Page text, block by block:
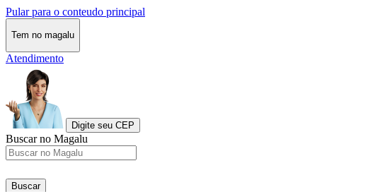
Pular para o conteudo principal
Tem no magalu
Atendimento
Digite seu CEP
Buscar no Magalu
Buscar